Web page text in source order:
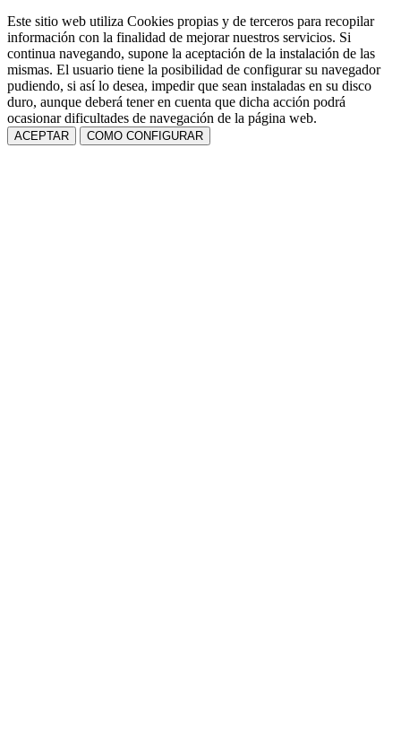
Este sitio web utiliza Cookies propias y de terceros para recopilar
información con la finalidad de mejorar nuestros servicios. Si
continua navegando, supone la aceptación de la instalación de las
mismas. El usuario tiene la posibilidad de configurar su navegador
pudiendo, si así lo desea, impedir que sean instaladas en su disco
duro, aunque deberá tener en cuenta que dicha acción podrá
ocasionar dificultades de navegación de la página web.